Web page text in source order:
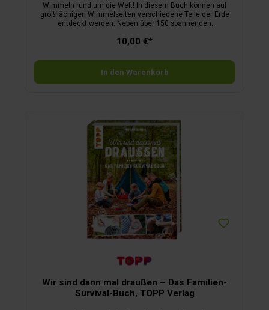
Wimmeln rund um die Welt! In diesem Buch können auf
großflächigen Wimmelseiten verschiedene Teile der Erde
entdeckt werden. Neben über 150 spannenden
einzelnen Bereichen. Kinder ab 5 Jahren erleben eine
vom Weltraum über die Berge bis hinab in die Tiefen des
Meeres. Die liebenswürdig-skurrilen Illustrationen runden den
Wimmelspaß ab.
10,00 €*
In den Warenkorb
Wir sind dann mal draußen – Das Familien-
Survival-Buch, TOPP Verlag